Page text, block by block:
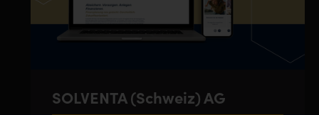
SOLVENTA (Schweiz) AG